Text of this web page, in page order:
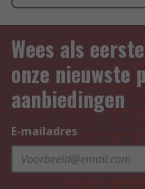
Wees als
onze nieuwste
aanbiedingen
E-mailadres